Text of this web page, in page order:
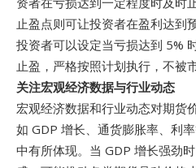
止盈点则可让投资者在盈利达到
投资者可以设定当亏损达到 5%
止盈，严格按照计划执行，不被
关注宏观经济数据与行业动态
宏观经济数据和行业动态对期货
如 GDP 增长、通货膨胀率、利
中有所体现。当 GDP 增长强劲